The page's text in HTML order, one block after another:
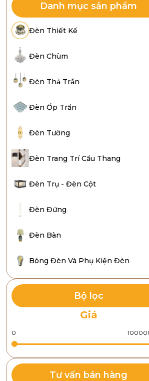
Danh mục sản phẩm
Đèn Thiết Kế
Đèn Chùm
Đèn Thả Trần
Đèn Ốp Trần
Đèn Tường
Đèn Trang Trí Cầu Thang
Đèn Trụ - Đèn Cột
Đèn Đứng
Đèn Bàn
Bóng Đèn Và Phụ Kiện Đèn
Bộ lọc
Giá
Tư vấn bán hàng